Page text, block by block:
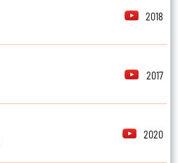
2018
2017
2020